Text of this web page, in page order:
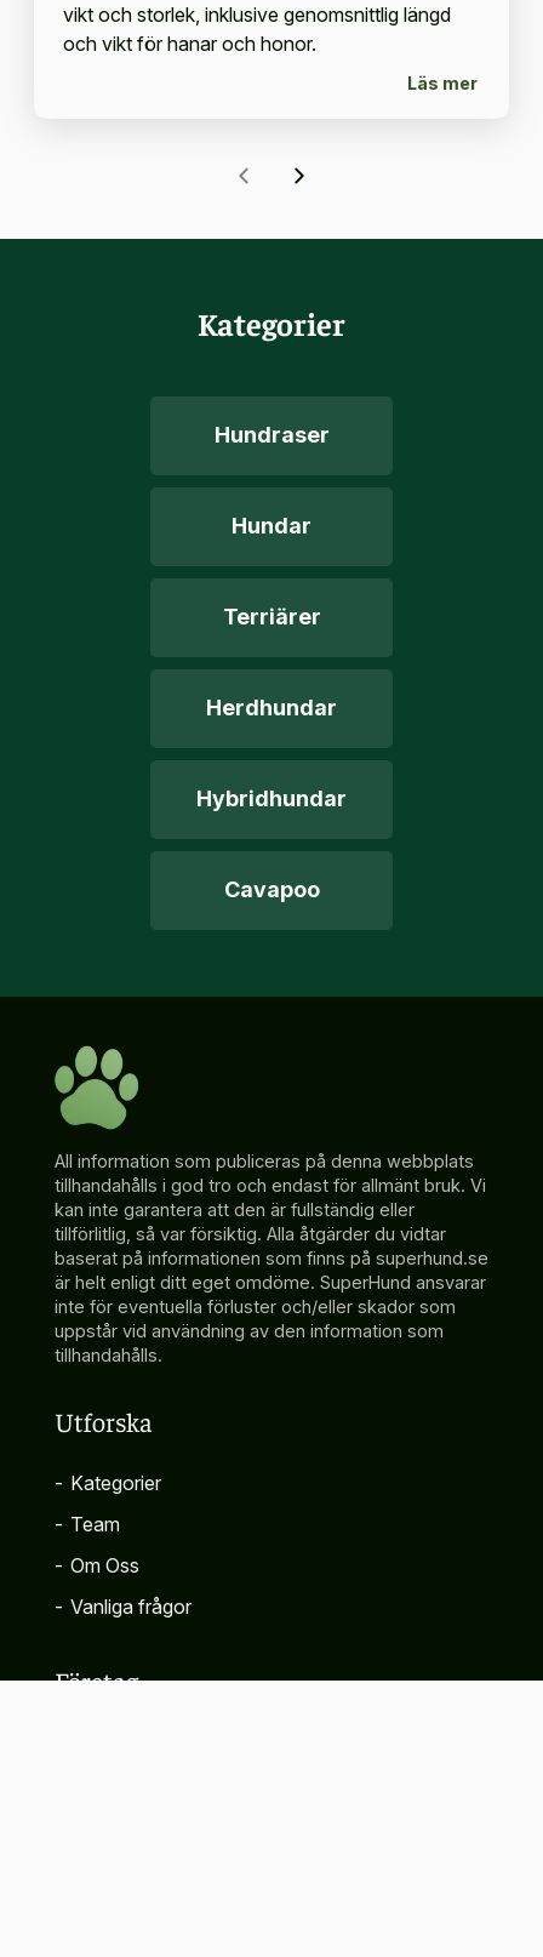
vikt och storlek, inklusive genomsnittlig längd
och vikt för hanar och honor.
Läs mer
Kategorier
Hundraser
Hundar
Terriärer
Herdhundar
Hybridhundar
Cavapoo
All information som publiceras på denna webbplats
tillhandahålls i god tro och endast för allmänt bruk. Vi
kan inte garantera att den är fullständig eller
tillförlitlig, så var försiktig. Alla åtgärder du vidtar
baserat på informationen som finns på superhund.se
är helt enligt ditt eget omdöme. SuperHund ansvarar
inte för eventuella förluster och/eller skador som
uppstår vid användning av den information som
tillhandahålls.
Utforska
- Kategorier
- Team
- Om Oss
- Vanliga frågor
Företag